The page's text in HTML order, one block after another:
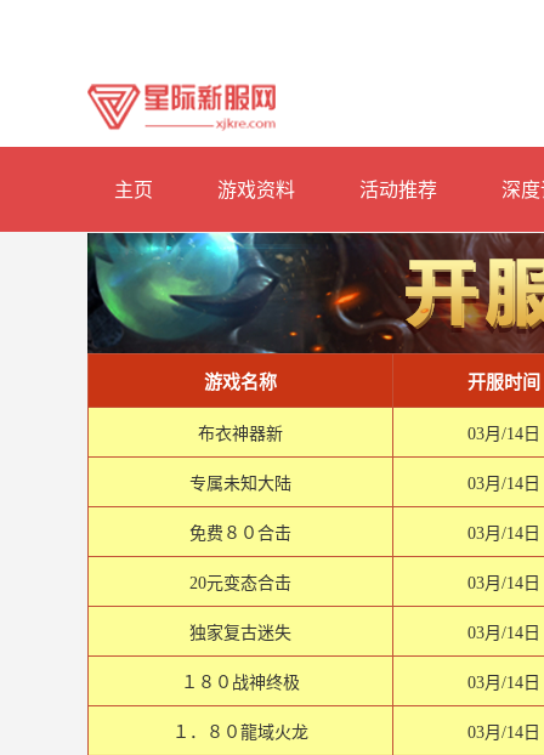
主页 游戏资料 活动推荐 深
游戏名称 开服时间
布衣神器新 03月/14日
专属未知大陆 03月/14日
免费８０合击 03月/14日
20元变态合击 03月/14日
独家复古迷失 03月/14日
１８０战神终极 03月/14日
１．８０龍域火龙 03月/14日